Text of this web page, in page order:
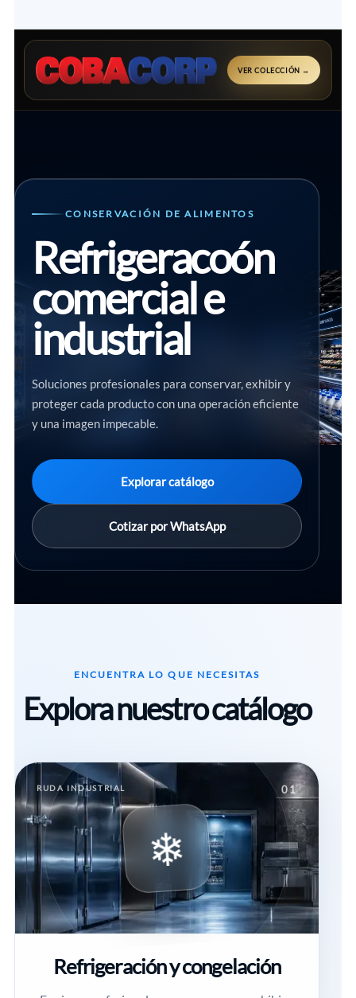
VER COLECCIÓN →
CONSERVACIÓN DE ALIMENTOS
Refrigeracoón
comercial e
industrial
Soluciones profesionales para conservar, exhibir y
proteger cada producto con una operación eficiente
y una imagen impecable.
Explorar catálogo
Cotizar por WhatsApp
ENCUENTRA LO QUE NECESITAS
Explora nuestro catálogo
RUDA INDUSTRIAL 01
❄
Refrigeración y congelación